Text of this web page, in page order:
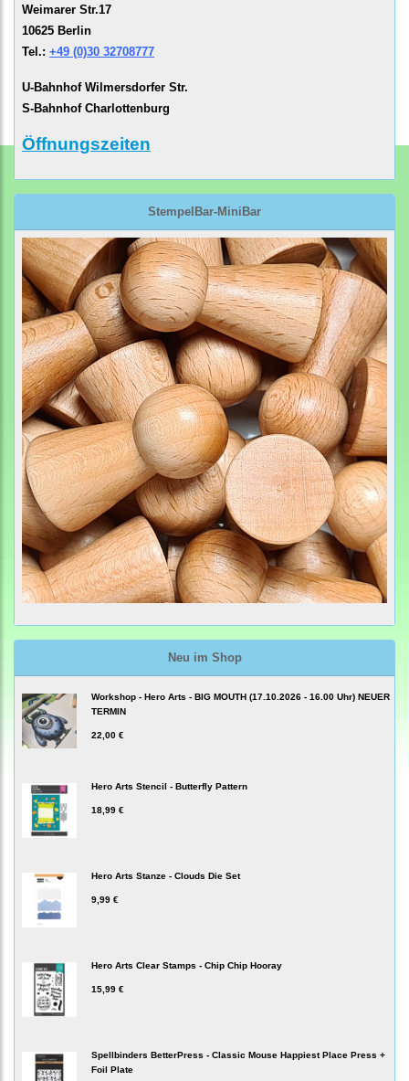
Weimarer Str.17
10625 Berlin
Tel.: +49 (0)30 32708777
U-Bahnhof Wilmersdorfer Str.
S-Bahnhof Charlottenburg
Öffnungszeiten
StempelBar-MiniBar
Neu im Shop
Workshop - Hero Arts - BIG MOUTH (17.10.2026 - 16.00 Uhr) NEUER
TERMIN
22,00 €
Hero Arts Stencil - Butterfly Pattern
18,99 €
Hero Arts Stanze - Clouds Die Set
9,99 €
Hero Arts Clear Stamps - Chip Chip Hooray
15,99 €
Spellbinders BetterPress - Classic Mouse Happiest Place Press +
Foil Plate